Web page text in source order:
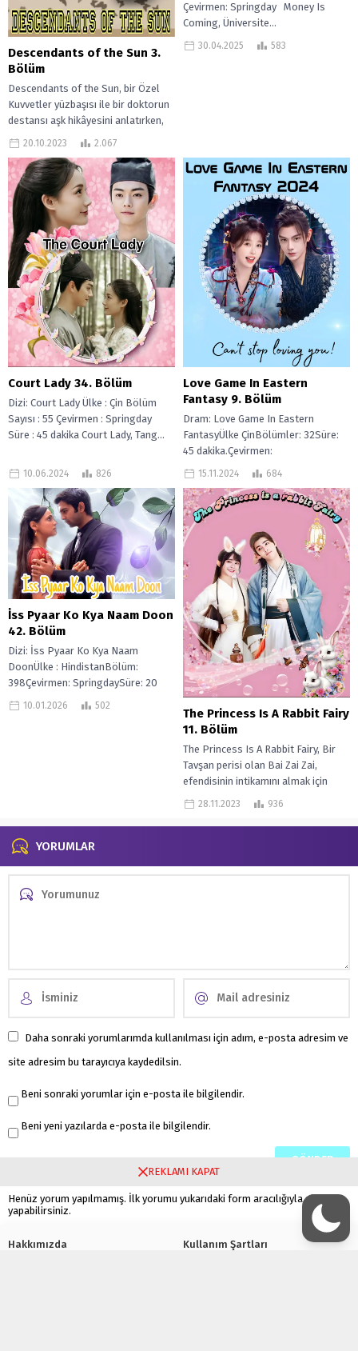
Descendants of the Sun 3.
Bölüm
Descendants of the Sun, bir Özel
Kuvvetler yüzbaşısı ile bir doktorun
destansı aşk hikâyesini anlatırken,
bir yandan da felaketlerle ve...
20.10.2023 2.067
Çevirmen: Springday Money Is
Coming, Üniversite...
30.04.2025 583
Court Lady 34. Bölüm
Dizi: Court Lady Ülke : Çin Bölüm
Sayısı : 55 Çevirmen : Springday
Süre : 45 dakika Court Lady, Tang...
10.06.2024 826
Love Game In Eastern
Fantasy 9. Bölüm
Dram: Love Game In Eastern
FantasyÜlke ÇinBölümler: 32Süre:
45 dakika.Çevirmen:
SpringdayYaramaz kız Ling Miao
Miao, Canavar Avı romanının görev
sistemine...
15.11.2024 684
İss Pyaar Ko Kya Naam Doon
42. Bölüm
Dizi: İss Pyaar Ko Kya Naam
DoonÜlke : HindistanBölüm:
398Çevirmen: SpringdaySüre: 20
Dakika Iss Pyaar Ko Kya Naam
10.01.2026 502
The Princess Is A Rabbit Fairy
11. Bölüm
The Princess Is A Rabbit Fairy, Bir
Tavşan perisi olan Bai Zai Zai,
efendisinin intikamını almak için
yanlışlıkla saraya girdi...
28.11.2023 936
YORUMLAR
Daha sonraki yorumlarımda kullanılması için adım, e-posta adresim ve
site adresim bu tarayıcıya kaydedilsin.
Beni sonraki yorumlar için e-posta ile bilgilendir.
Beni yeni yazılarda e-posta ile bilgilendir.
Henüz yorum yapılmamış. İlk yorumu yukarıdaki form aracılığıyla siz
yapabilirsiniz.
Hakkımızda Kullanım Şartları
REKLAMI KAPAT